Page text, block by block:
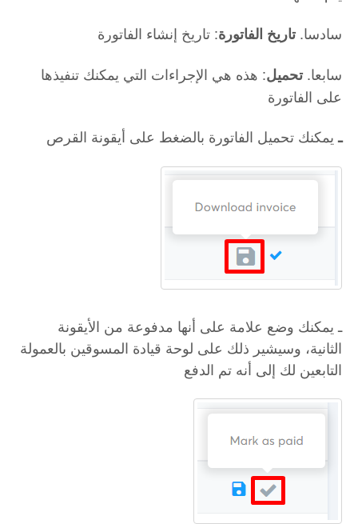
سادسا.تاريخ الفاتورة: تاريخ إنشاء الفاتورة
سابعا.تحميل: هذه هي الإجراءات التي يمكنك تنفيذها
على الفاتورة
ـيمكنك تحميل الفاتورة بالضغط على أيقونة القرص
الثانية، وسيشير ذلك على لوحة قيادة المسوقين بالعمولة
التابعين لك إلى أنه تم الدفع